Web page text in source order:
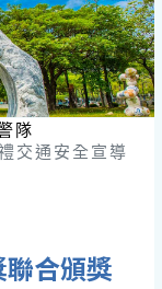
隊
交通安全宣導
合頒獎